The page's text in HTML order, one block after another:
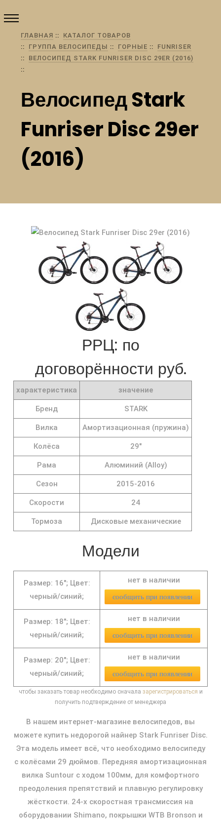
ГЛАВНАЯ
КАТАЛОГ ТОВАРОВ
ГРУППА ВЕЛОСИПЕДЫ
ГОРНЫЕ
FUNRISER
ВЕЛОСИПЕД STARK FUNRISER DISC 29ER (2016)
Велосипед Stark
Funriser Disc 29er
(2016)
РРЦ: по
договорённости руб.
характеристика значение
Бренд STARK
Вилка Амортизационная (пружина)
Колёса 29"
Рама Алюминий (Alloy)
Сезон 2015-2016
Скорости 24
Тормоза Дисковые механические
Модели
Размер: 16"; Цвет:
черный/синий;
нет в наличии
сообщить при появлении
Размер: 18"; Цвет:
черный/синий;
нет в наличии
сообщить при появлении
Размер: 20"; Цвет:
черный/синий;
нет в наличии
сообщить при появлении
чтобы заказать товар необходимо сначала зарегистрироваться и
получить подтверждение от менеджера
В нашем интернет-магазине велосипедов, вы
можете купить недорогой найнер Stark Funriser Disc.
Эта модель имеет всё, что необходимо велосипеду
с колёсами 29 дюймов. Передняя амортизационная
вилка Suntour с ходом 100мм, для комфортного
преодоления препятствий и плавную регулировку
жёсткости. 24-х скоростная трансмиссия на
оборудовании Shimano, покрышки WTB Bronson и